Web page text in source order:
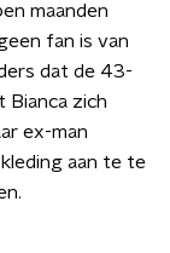
maanden
fan is van
dat de 43-
zich
ex-man
aan te te